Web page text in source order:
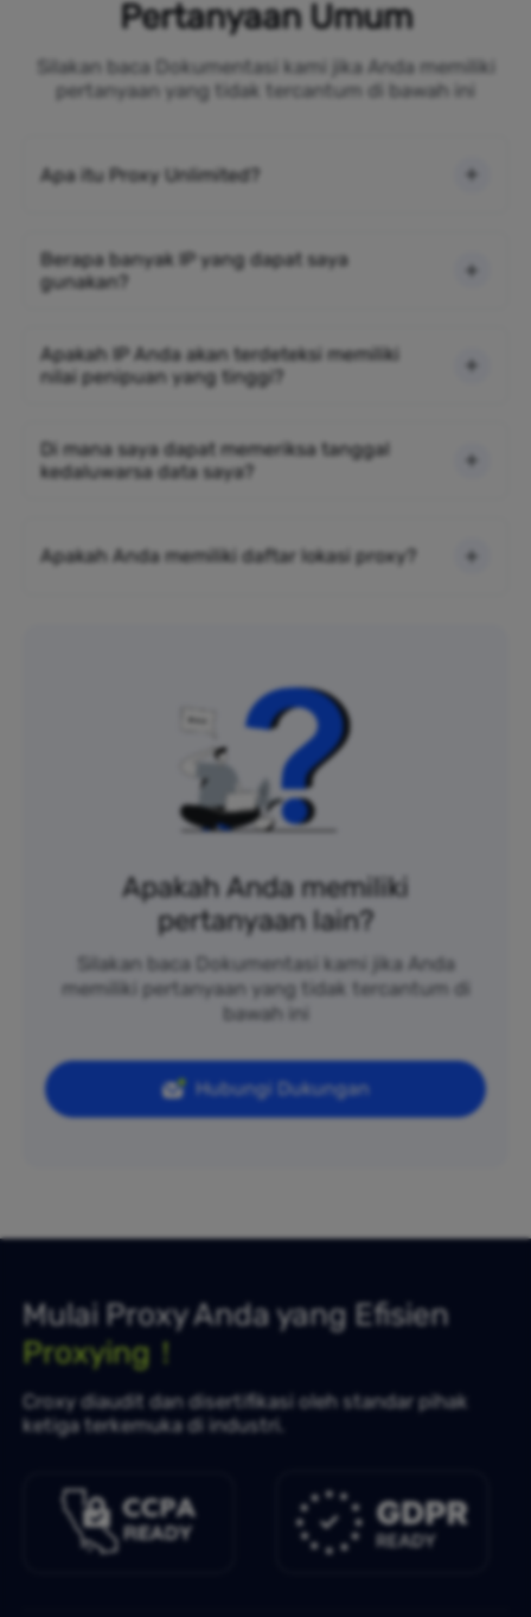
Pertanyaan Umum
Silakan baca Dokumentasi kami jika Anda memiliki
pertanyaan yang tidak tercantum di bawah ini
Apa itu Proxy Unlimited?
Berapa banyak IP yang dapat saya
gunakan?
Apakah IP Anda akan terdeteksi memiliki
nilai penipuan yang tinggi?
Di mana saya dapat memeriksa tanggal
kedaluwarsa data saya?
Apakah Anda memiliki daftar lokasi proxy?
Apakah Anda memiliki
pertanyaan lain?
Silakan baca Dokumentasi kami jika Anda
memiliki pertanyaan yang tidak tercantum di
bawah ini
Hubungi Dukungan
Mulai Proxy Anda yang Efisien
Proxying！
Croxy diaudit dan disertifikasi oleh standar pihak
ketiga terkemuka di industri.